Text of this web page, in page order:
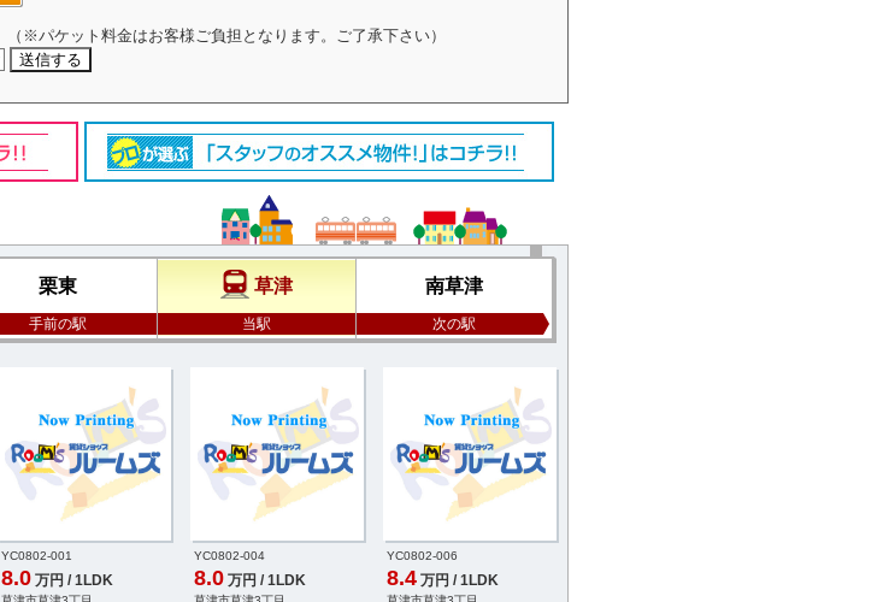
（※パケット料金はお客様ご負担となります。ご了承下さい）
栗東
手前の駅
草津
当駅
南草津
次の駅
YC0802-001
8.0 万円 / 1LDK
YC0802-004
8.0 万円 / 1LDK
YC0802-006
8.4 万円 / 1LDK